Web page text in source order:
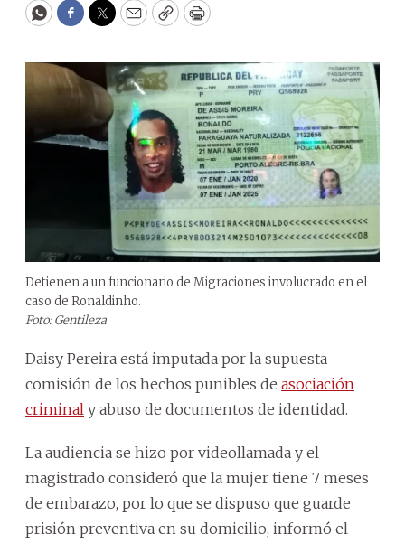
WhatsApp
Facebook
Twitter
EmailCopyPrint
Detienen a un funcionario de Migraciones involucrado en el
caso de Ronaldinho.
Foto: Gentileza
Daisy Pereira está imputada por la supuesta
comisión de los hechos punibles de asociación
criminal y abuso de documentos de identidad.
La audiencia se hizo por videollamada y el
magistrado consideró que la mujer tiene 7 meses
de embarazo, por lo que se dispuso que guarde
prisión preventiva en su domicilio, informó el